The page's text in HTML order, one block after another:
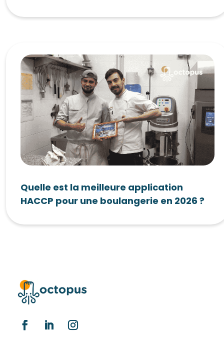
Quelle est la meilleure application
HACCP pour une boulangerie en 2026 ?